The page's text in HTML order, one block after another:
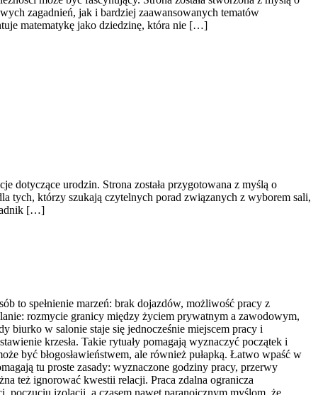
zagadnień, jak i bardziej zaawansowanych tematów
matematykę jako dziedzinę, która nie […]
dotyczące urodzin. Strona została przygotowana z myślą o
tych, którzy szukają czytelnych porad związanych z wyborem sali,
[…]
to spełnienie marzeń: brak dojazdów, możliwość pracy z
rozmycie granicy między życiem prywatnym a zawodowym,
biurko w salonie staje się jednocześnie miejscem pracy i
krzesła. Takie rytuały pomagają wyznaczyć początek i
być błogosławieństwem, ale również pułapką. Łatwo wpaść w
tu proste zasady: wyznaczone godziny pracy, przerwy
też ignorować kwestii relacji. Praca zdalna ogranicza